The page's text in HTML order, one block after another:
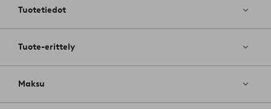
Tuotetiedot
Tuote-erittely
Maksu